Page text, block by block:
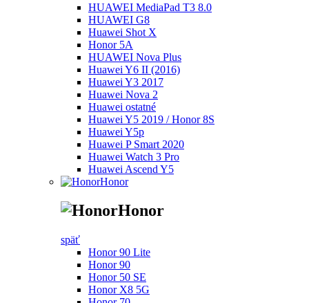
HUAWEI MediaPad T3 8.0
HUAWEI G8
Huawei Shot X
Honor 5A
HUAWEI Nova Plus
Huawei Y6 II (2016)
Huawei Y3 2017
Huawei Nova 2
Huawei ostatné
Huawei Y5 2019 / Honor 8S
Huawei Y5p
Huawei P Smart 2020
Huawei Watch 3 Pro
Huawei Ascend Y5
Honor
Honor
späť
Honor 90 Lite
Honor 90
Honor 50 SE
Honor X8 5G